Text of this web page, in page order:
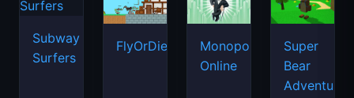
Subway
Surfers
FlyOrDie.io
Monopoly
Online
Super
Bear
Adventure